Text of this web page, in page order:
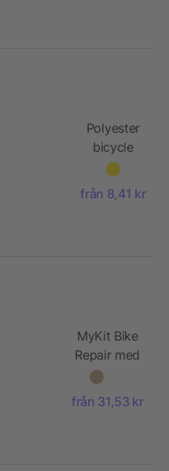
Polyester
bicycle
helmet
Horst
från 8,41 kr
MyKit Bike
Repair med
papperspåse
från 31,53 kr